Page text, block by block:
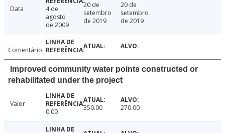
Data
4 de
agosto
de 2009
20 de
setembro
de 2019
20 de
setembro
de 2019
Comentário
Improved community water points constructed or
rehabilitated under the project
Valor
0.00
350.00 270.00